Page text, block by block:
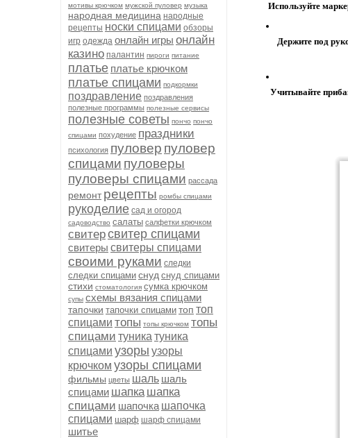
мотивы крючком мужской пуловер музыка
народная медицина народные
рецепты носки спицами обзоры
игр одежда онлайн игры онлайн
казино палантин пироги питание
платье платье крючком
платье спицами подкормки
поздравление поздравления
полезные программы полезные сервисы
полезные советы пончо пончо
спицами похудение праздники
психология пуловер пуловер
спицами пуловеры
пуловеры спицами рассада
ремонт рецепты ромбы спицами
рукоделие сад и огород
садоводство салаты салфетки крючком
свитерсвитер спицами
свитеры свитеры спицами
своими руками следки
следки спицами снуд снуд спицами
стихи стоматология сумка крючком
супы схемы вязания спицами
тапочки тапочки спицами топ топ
спицами топы топы крючком топы
спицами туника туника
спицами узоры узоры
крючком узоры спицами
фильмы цветы шаль шаль
спицами шапка шапка
спицами шапочка шапочка
спицами шарф шарф спицами
шитье
Используйте
Держитепод
Учитывайте